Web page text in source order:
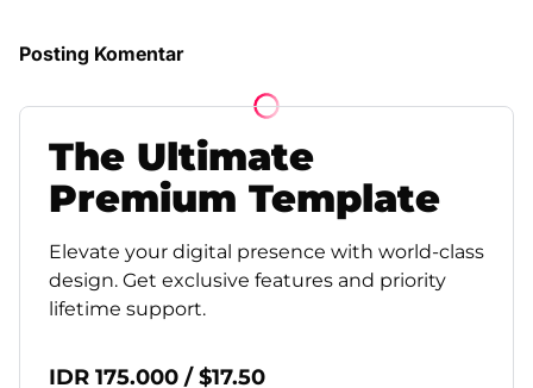
Posting Komentar
The Ultimate
Premium Template
Elevate your digital presence with world-class
design. Get exclusive features and priority
lifetime support.
IDR 175.000 / $17.50